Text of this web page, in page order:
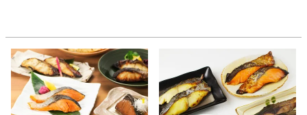
に仕上がります。上品な脂のり
が魅力のさわらは、酒粕の芳醇
な香りと白味噌のまろやかなコ
クが絶妙に絡み、ほどよい塩加
減でご飯が進む味わい。国産天
40gサイズで、おせちやお弁当
の食材としてもおすすめです。